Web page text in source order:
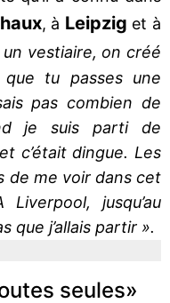
, à Leipzig et à
un vestiaire, on créé
tu passes une
pas combien de
je suis parti de
c’était dingue. Les
de me voir dans cet
jusqu’au
que j’allais partir ».
seules»